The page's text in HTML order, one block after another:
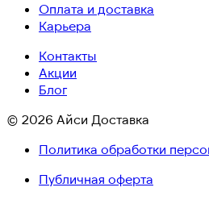
Оплата и доставка
Карьера
Контакты
Акции
Блог
© 2026 Айси Доставка
Политика обработки
Публичная оферта